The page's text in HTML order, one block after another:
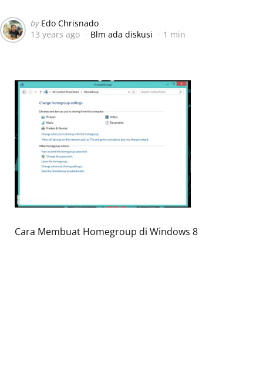
Posted
by
by Edo Chrisnado
13 years ago
Blm ada diskusi 1 min
Cara Membuat Homegroup di Windows 8